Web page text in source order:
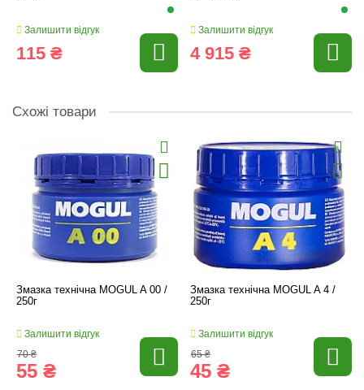
Залишити відгук
115 ₴
Залишити відгук
4 915 ₴
Схожі товари
Змазка технічна MOGUL A 00 /
250г
Залишити відгук
70 ₴
55 ₴
Змазка технічна MOGUL A 4 /
250г
Залишити відгук
65 ₴
45 ₴